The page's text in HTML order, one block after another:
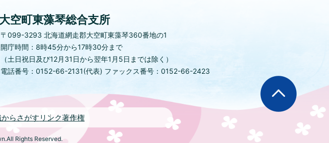
大空町東藻琴総合支所
〒099-3293北海道網走郡大空町東藻琴360番地の1
開庁時間：8時45分から17時30分まで
（土日祝日及び12月31日から翌年1月5日までは除く）
電話番号：0152-66-2131(代表) ファックス番号：0152-66-2423
らさがす リンク著作権
Rights Reserved.